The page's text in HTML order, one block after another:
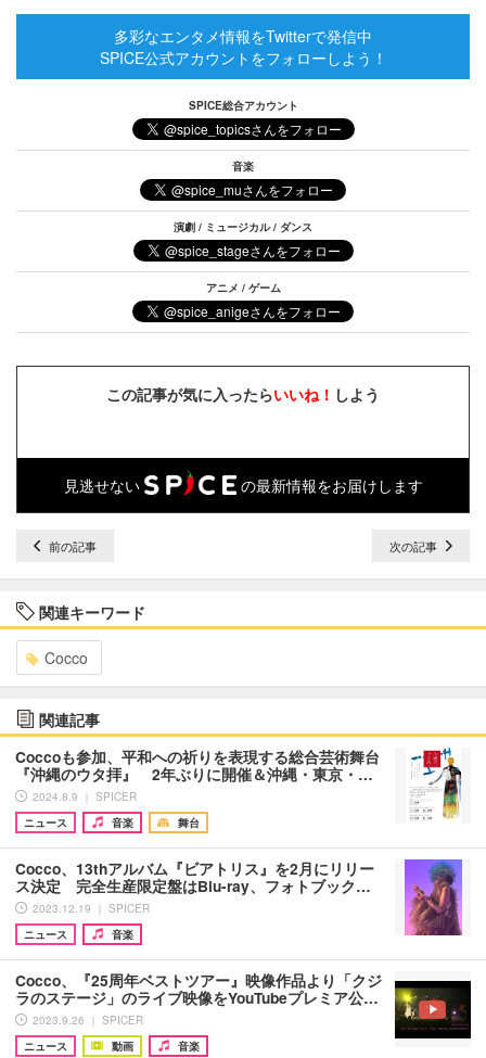
多彩なエンタメ情報をTwitterで発信中
SPICE公式アカウントをフォローしよう！
SPICE総合アカウント
音楽
演劇 / ミュージカル / ダンス
アニメ / ゲーム
この記事が気に入ったらいいね！ しよう
見逃せない の最新情報をお届けします
前の記事 次の記事
関連キーワード
Cocco
関連記事
Coccoも参加、平和への祈りを表現する総合芸術舞台
『沖縄のウタ拝』 2年ぶりに開催＆沖縄・東京・…
2024.8.9 ｜ SPICER
ニュース
音楽 舞台
Cocco、13thアルバム『ビアトリス』を2月にリリー
ス決定 完全生産限定盤はBlu-ray、フォトブック…
2023.12.19 ｜ SPICER
ニュース
音楽
Cocco、『25周年ベストツアー』映像作品より「クジ
ラのステージ」のライブ映像をYouTubeプレミア公…
2023.9.26 ｜ SPICER
ニュース
動画 音楽